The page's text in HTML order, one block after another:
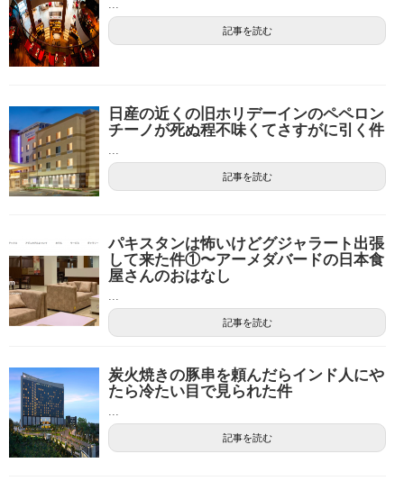
記事を読む
日産の近くの旧ホリデーインのペペロン
チーノが死ぬ程不味くてさすがに引く件
記事を読む
パキスタンは怖いけどグジャラート出張
して来た件①〜アーメダバードの日本食
屋さんのおはなし
記事を読む
炭火焼きの豚串を頼んだらインド人にや
たら冷たい目で見られた件
記事を読む